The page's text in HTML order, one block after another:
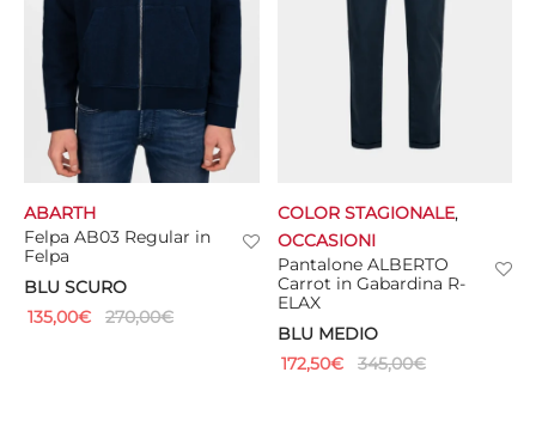
Felpa AB03 Regular in
Felpa
BLU SCURO
ABARTH
135,00€ 270,00€
Pantalone ALBERTO
Carrot in Gabardina R-
ELAX
BLU MEDIO
COLOR STAGIONALE,
OCCASIONI
172,50€ 345,00€